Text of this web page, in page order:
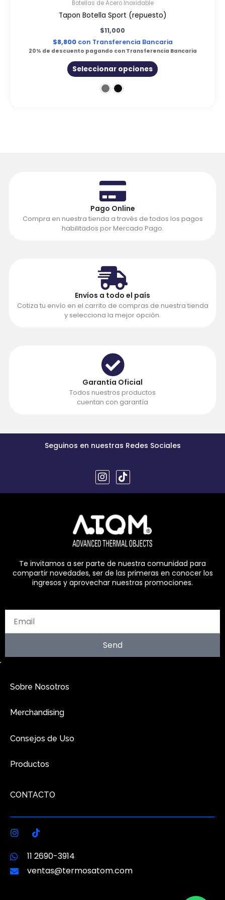
Botellas de Acero Inoxidable
Tapon Botella Sport (repuesto)
$11,000
$8,800 con Transferencia Bancaria
20% de descuento pagando con Transferencia Bancaria
Seleccionar opciones
Pago Online
Compra en nuestra tienda a través de todos los pagos
habilitados por Mercado Pago.
Envíos a todo el país
Cotiza tu envío en el carrito de compras de nuestra tienda
y selecciona la mejor opción.
Garantía Oficial
Todos nuestros productos
cuentan con garantía
Seguinos en nuestras Redes Sociales
I
n
s
a
g
r
a
T
i
k
o
k
Te invitamos a ser parte de nuestra comunidad para
compartir novedades, ser de las primeras en conocer los
ingresos y aprovechar nuestras promociones.
Send
Sobre Nosotros
Merchandising
Consejos de Uso
Productos
CONTACTO
I
n
s
t
a
g
T
i
k
t
o
k
11 2690-3914
ventas@termosatom.com